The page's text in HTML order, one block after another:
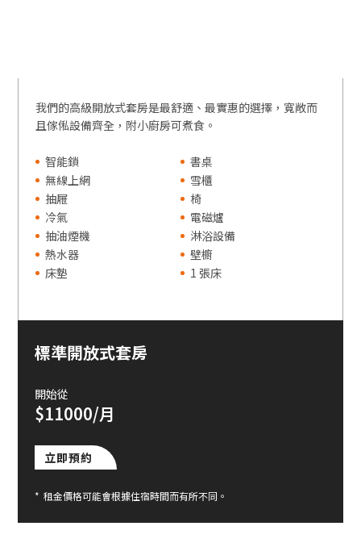
我們的高級開放式套房是最舒適、最實惠的選擇，寬敞而
且傢俬設備齊全，附小廚房可煮食。
智能鎖
書桌
無線上網
雪櫃
抽屜
椅
冷氣
電磁爐
抽油煙機
淋浴設備
熱水器
壁櫥
床墊
1 張床
標準開放式套房
開始從
$11000/月
立即預約
* 租金價格可能會根據住宿時間而有所不同。